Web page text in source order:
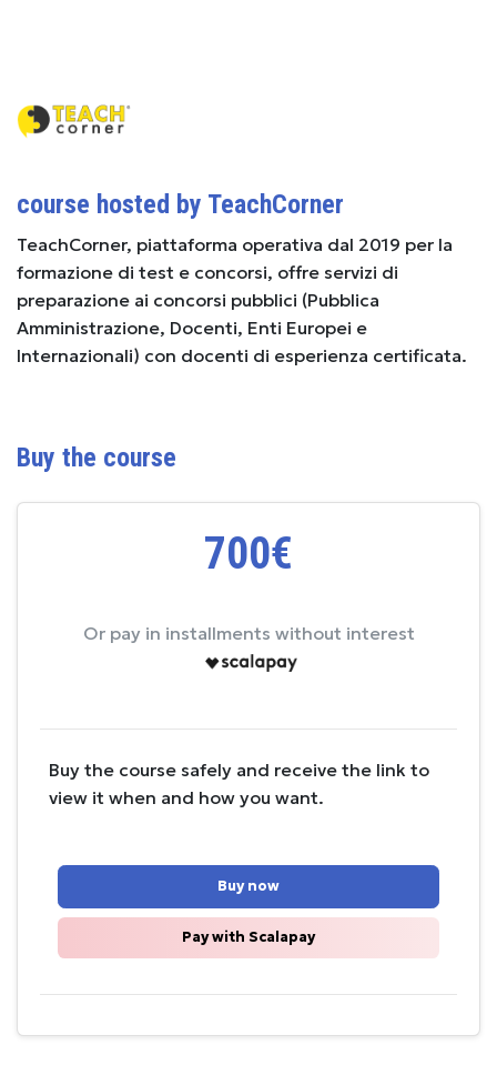
course hosted by TeachCorner
TeachCorner, piattaforma operativa dal 2019 per la
formazione di test e concorsi, offre servizi di
preparazione ai concorsi pubblici (Pubblica
Amministrazione, Docenti, Enti Europei e
Internazionali) con docenti di esperienza certificata.
Buy the course
700€
Or pay in installments without interest
Buy the course safely and receive the link to
view it when and how you want.
Buy now
Pay with Scalapay